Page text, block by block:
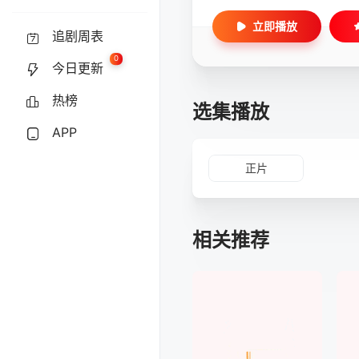
追剧周表
今日更新
0
热榜
APP
立即播放
选集播放
正片
相关推荐